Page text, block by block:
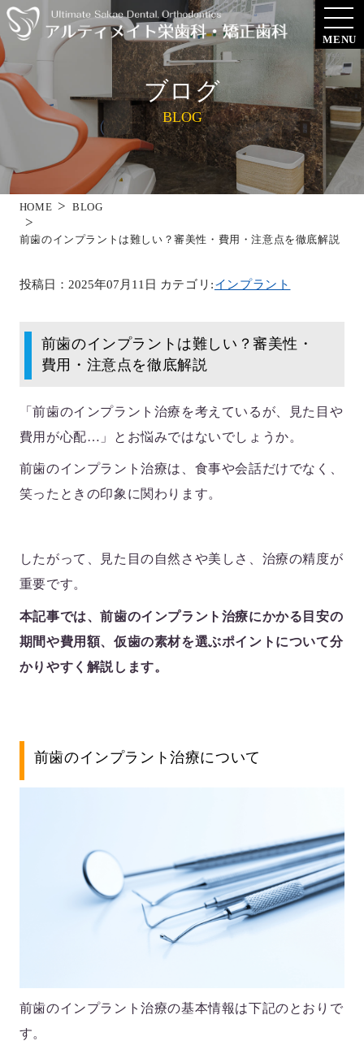
MENU
ブログ
BLOG
HOME BLOG
前歯のインプラントは難しい？審美性・費用・注意点を徹底解説
投稿日：2025年07月11日 カテゴリ:インプラント
前歯のインプラントは難しい？審美性・
費用・注意点を徹底解説
「前歯のインプラント治療を考えているが、見た目や
費用が心配…」とお悩みではないでしょうか。
前歯のインプラント治療は、食事や会話だけでなく、
笑ったときの印象に関わります。
したがって、見た目の自然さや美しさ、治療の精度が
重要です。
本記事では、前歯のインプラント治療にかかる目安の
期間や費用額、仮歯の素材を選ぶポイントについて分
かりやすく解説します。
前歯のインプラント治療について
前歯のインプラント治療の基本情報は下記のとおりで
す。